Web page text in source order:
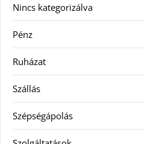
Nincs kategorizálva
Pénz
Ruházat
Szállás
Szépségápolás